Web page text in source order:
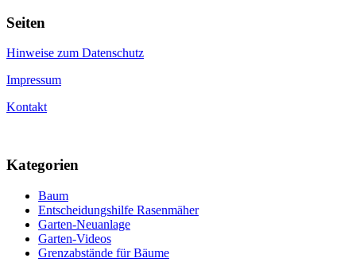
Seiten
Hinweise zum Datenschutz
Impressum
Kontakt
Kategorien
Baum
Entscheidungshilfe Rasenmäher
Garten-Neuanlage
Garten-Videos
Grenzabstände für Bäume